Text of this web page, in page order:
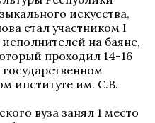
искусства,
стал участником I
на баяне,
проходил 14-16
институте им. С.В.
вуза занял 1 место